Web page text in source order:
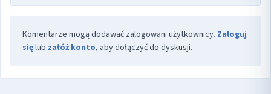
Komentarze mogą dodawać zalogowani użytkownicy. Zaloguj
sięlub załóż konto, aby dołączyć do dyskusji.